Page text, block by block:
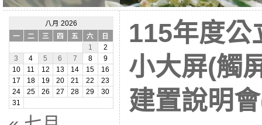
八月 2026
一
二 三 四 五 六
日
1
2
3
4 5 6 7 8
9
10
11 12 13 14 15
16
17
18 19 20 21 22
23
24
25 26 27 28 29
30
31
115年度公
小大屏(觸
建置說明